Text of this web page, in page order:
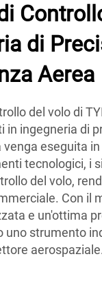
di
Aerea
del volo di
in ingegneria di
venga eseguita
tecnologici, i
del volo,
Con il
e un'ottima
uno strumento